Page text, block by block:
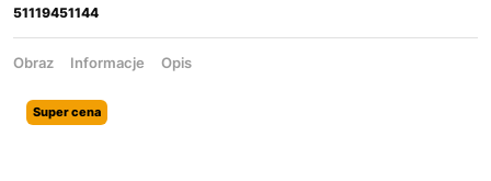
51119451144
Obraz Informacje Opis
Super cena